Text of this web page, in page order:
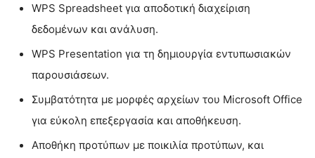
WPS Spreadsheet για αποδοτική διαχείριση
δεδομένων και ανάλυση.
WPS Presentation για τη δημιουργία εντυπωσιακών
παρουσιάσεων.
Συμβατότητα με μορφές αρχείων του Microsoft Office
για εύκολη επεξεργασία και αποθήκευση.
Αποθήκη προτύπων με ποικιλία προτύπων, και